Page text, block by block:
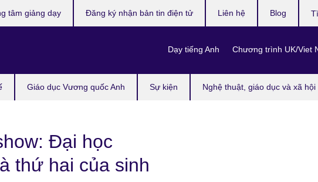
Giáo dục Vương quốc Anh Sự kiện Nghệ thuật, giáo dục và xã hội
Dạy tiếng Anh Chương trình UK/Viet
tâm giảng dạy Đăng ký nhận bản tin điện tử Liên hệ Blog
Đại học
thứ hai của sinh